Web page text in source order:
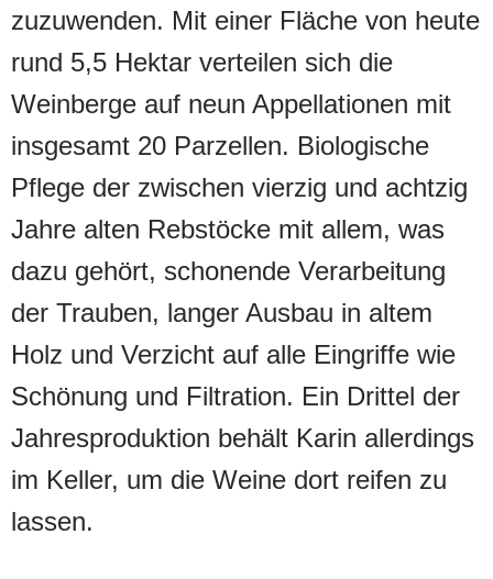
zuzuwenden. Mit einer Fläche von heute
rund 5,5 Hektar verteilen sich die
Weinberge auf neun Appellationen mit
insgesamt 20 Parzellen. Biologische
Pflege der zwischen vierzig und achtzig
Jahre alten Rebstöcke mit allem, was
dazu gehört, schonende Verarbeitung
der Trauben, langer Ausbau in altem
Holz und Verzicht auf alle Eingriffe wie
Schönung und Filtration. Ein Drittel der
Jahresproduktion behält Karin allerdings
im Keller, um die Weine dort reifen zu
lassen.